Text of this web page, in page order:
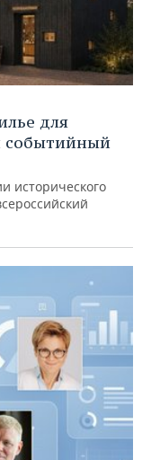
для
событийный
исторического